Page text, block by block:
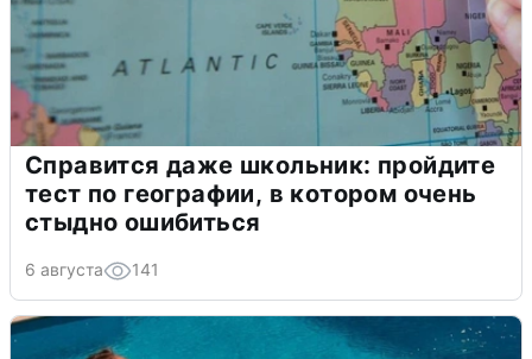
Справится даже школьник: пройдите
тест по географии, в котором очень
стыдно ошибиться
6 августа 141